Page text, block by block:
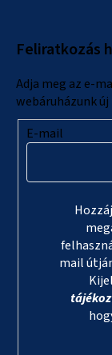
Feliratkozás
Adja meg az e-
webáruházunk
E-mail
mail